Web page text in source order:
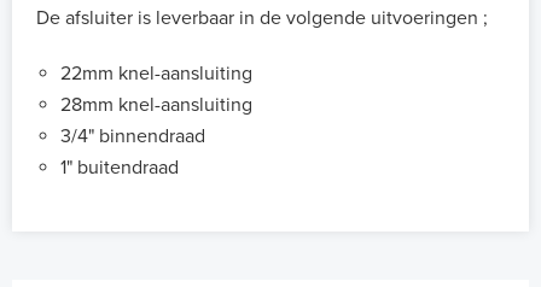
De afsluiter is leverbaar in de volgende uitvoeringen ;
22mm knel-aansluiting
28mm knel-aansluiting
3/4" binnendraad
1" buitendraad